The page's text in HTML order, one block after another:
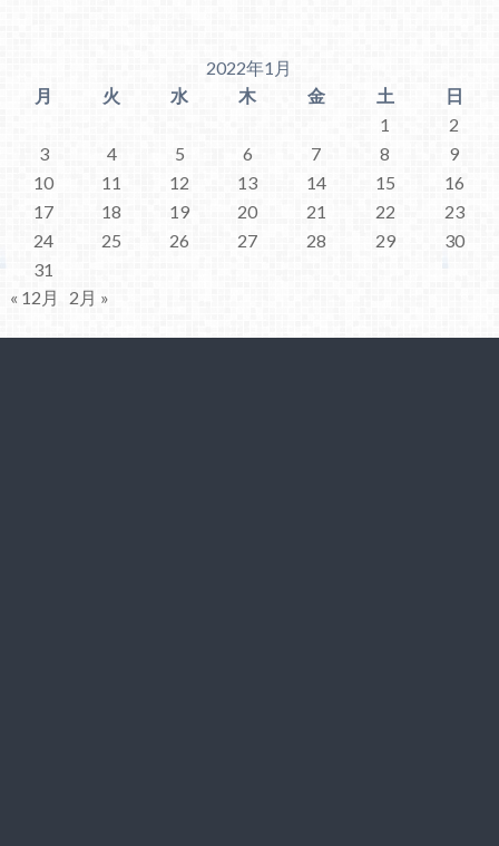
2022年1月
月
火 水 木 金 土
日
1
2
3
4 5 6 7 8
9
10
11 12 13 14 15
16
17
18 19 20 21 22
23
24
25 26 27 28 29
30
31
« 12月
2月 »